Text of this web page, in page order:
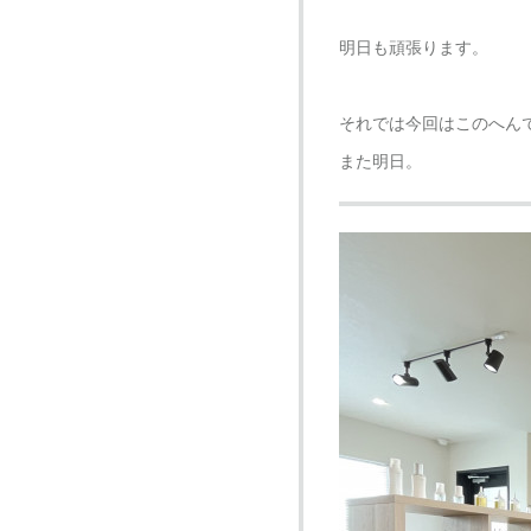
明日も頑張ります。
それでは今回はこのへん
また明日。